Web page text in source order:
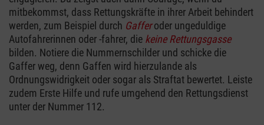
mitbekommst, dass Rettungskräfte in ihrer Arbeit behindert
werden, zum Beispiel durch Gafferoder ungeduldige
Autofahrerinnen oder -fahrer, die keine Rettungsgasse
bilden. Notiere die Nummernschilder und schicke die
Gaffer weg, denn Gaffen wird hierzulande als
Ordnungswidrigkeit oder sogar als Straftat bewertet. Leiste
zudem Erste Hilfe und rufe umgehend den Rettungsdienst
unter der Nummer 112.